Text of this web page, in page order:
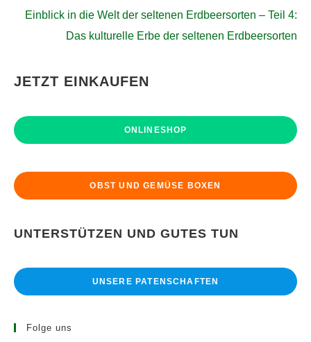
Einblick in die Welt der seltenen Erdbeersorten – Teil 4:
Das kulturelle Erbe der seltenen Erdbeersorten
JETZT EINKAUFEN
ONLINESHOP
OBST UND GEMÜSE BOXEN
UNTERSTÜTZEN UND GUTES TUN
UNSERE PATENSCHAFTEN
Folge uns